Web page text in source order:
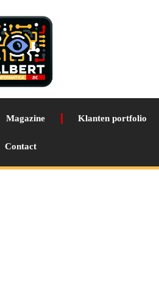
Magazine Klanten portfolio
Contact